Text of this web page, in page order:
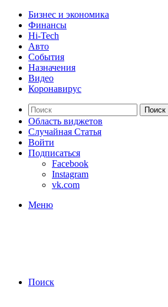
Бизнес и экономика
Финансы
Hi-Tech
Авто
События
Назначения
Видео
Коронавирус
Поиск
Область виджетов
Случайная Статья
Войти
Подписаться
Facebook
Instagram
vk.com
Меню
Поиск